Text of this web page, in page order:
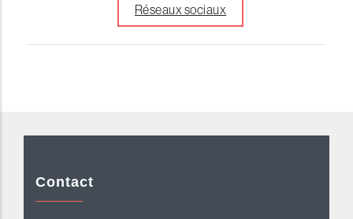
Réseaux sociaux
Contact